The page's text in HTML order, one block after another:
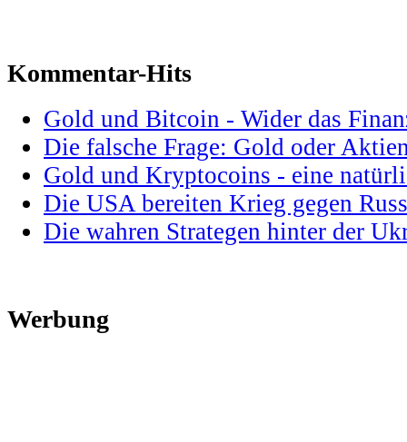
Kommentar-Hits
Gold und Bitcoin - Wider das
Die falsche Frage: Gold oder
Gold und Kryptocoins - eine
Die USA bereiten Krieg gegen
Die wahren Strategen hinter der
Werbung